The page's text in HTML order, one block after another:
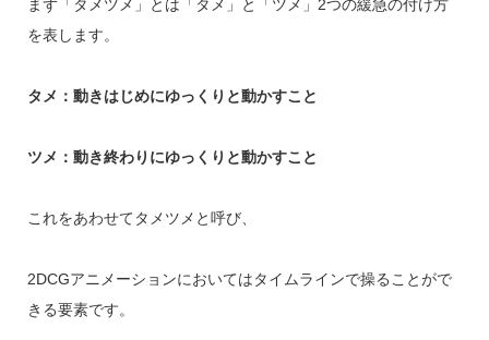
まず「タメツメ」とは「タメ」と「ツメ」2つの緩急の付け方
を表します。
タメ：動きはじめにゆっくりと動かすこと
ツメ：動き終わりにゆっくりと動かすこと
これをあわせてタメツメと呼び、
2DCGアニメーションにおいてはタイムラインで操ることがで
きる要素です。